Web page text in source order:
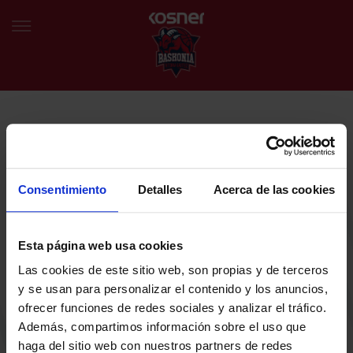
Consentimiento Detalles Acerca de las cookies
Esta página web usa cookies
Las cookies de este sitio web, son propias y de terceros
y se usan para personalizar el contenido y los anuncios,
ofrecer funciones de redes sociales y analizar el tráfico.
Además, compartimos información sobre el uso que
haga del sitio web con nuestros partners de redes
BERRIAK
SARRERAK
ABONATUAK
EGUTEGIA
Egin bat gure harmaila birtualarekin eta izan lehena klubaren
azken albiste eta promozioen berri izaten.
Baskoniaren Pribatutasun politika irakurri eta onartzen dut eta
Baskoniaren jarduerei, produktuei, zerbitzuei, lehiaketei, eskaintzei
eta/edo sustapenei buruzko komunikazio elektronikoak jaso nahi ditut.
DENDA OFIZIALA BASKONIA
SARRERAK